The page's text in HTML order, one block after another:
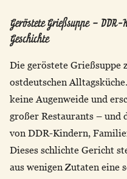
Geröstete Grießsuppe –
Geschichte
Die geröstete Grießsuppe
ostdeutschen
keine Augenweide und
großer Restaurants – und
von DDR-Kindern,
Dieses schlichte Gericht
aus wenigen Zutaten eine